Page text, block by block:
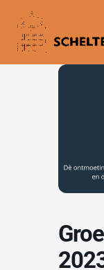
naar
Groen Ideecafé (jun